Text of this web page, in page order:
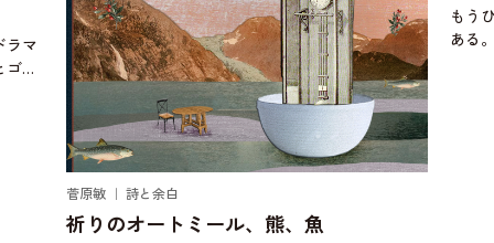
ラマ
キ
菅原敏 ｜ 詩と余白
祈りのオートミール、熊、魚
もう
ある